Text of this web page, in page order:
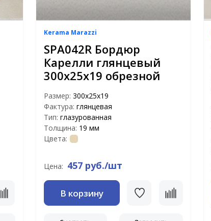
Kerama Marazzi
SPA042R Бордюр
Карелли глянцевый
300х25х19 обрезной
Размер: 300х25х19
Фактура: глянцевая
Тип: глазурованная
Толщина: 19 мм
Цвета:
Цена: 457 руб./шт
В корзину